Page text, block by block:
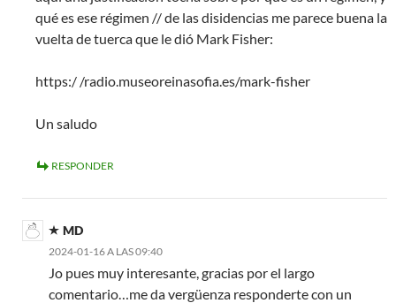
qué es ese régimen // de las disidencias me parece buena la
vuelta de tuerca que le dió Mark Fisher:
https:/ /radio.museoreinasofia.es/mark-fisher
Un saludo
RESPONDER
MD
2024-01-16 A LAS 09:40
Jo pues muy interesante, gracias por el largo
comentario…me da vergüenza responderte con un